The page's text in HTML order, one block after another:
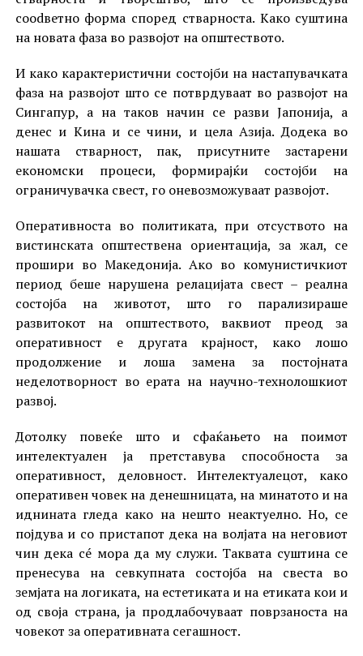
сооdветно форма според стварноста. Како суштина
на новата фаза во развојот на општеството.
И како карактеристични состојби на настапувачката
фаза на развојот што се потврдуваат во развојот на
Сингапур, а на таков начин се разви Јапонија, а
денес и Кина и се чини, и цела Азија. Додека во
нашата стварност, пак, присутните застарени
економски процеси, формирајќи состојби на
ограничувачка свест, го оневозможуваат развојот.
Оперативноста во политиката, при отсуството на
вистинската општествена ориентација, за жал, се
прошири во Македонија. Ако во комунистичкиот
период беше нарушена релацијата свест – реална
состојба на животот, што го парализираше
развитокот на општеството, ваквиот преод за
оперативност е другата крајност, како лошо
продолжение и лоша замена за постојната
неделотворност во ерата на научно-технолошкиот
развој.
Дотолку повеќе што и сфаќањето на поимот
интелектуален ја претставува способноста за
оперативност, деловност. Интелектуалецот, како
оперативен човек на денешницата, на минатото и на
иднината гледа како на нешто неактуелно. Но, се
појдува и со пристапот дека на волјата на неговиот
чин дека сé мора да му служи. Таквата суштина се
пренесува на севкупната состојба на свеста во
земјата на логиката, на естетиката и на етиката кои и
од своја страна, ја продлабочуваат поврзаноста на
човекот за оперативната сегашност.